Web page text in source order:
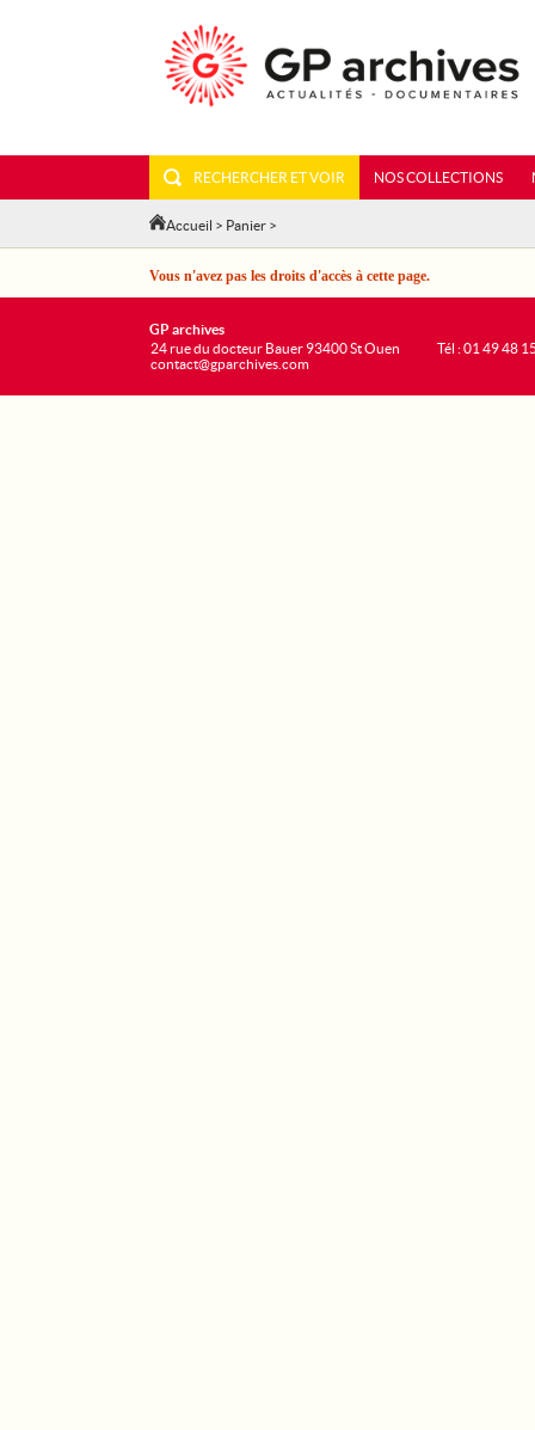
RECHERCHER ET VOIR NOS COLLECTIONS
Accueil > Panier >
Vous n'avez pas les droits d'accès à cette page.
GP archives
24 rue du docteur Bauer 93400 St Ouen
contact@gparchives.com
Tél : 01 49 48